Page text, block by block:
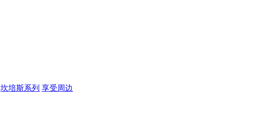
坎培斯系列 享受周边